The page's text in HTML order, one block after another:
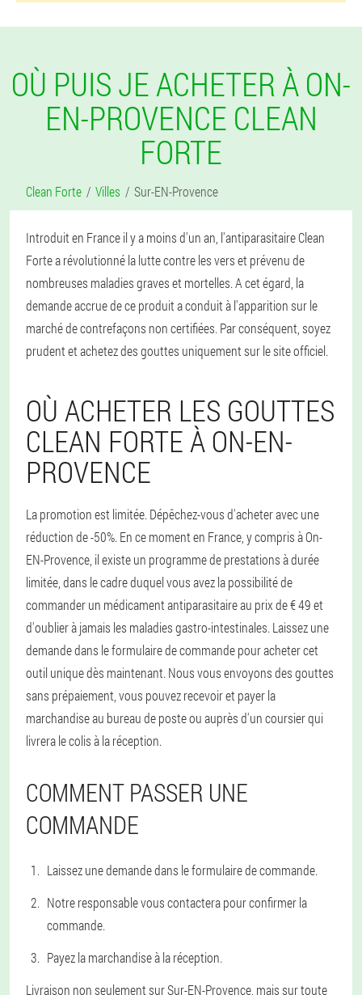
OÙ PUIS JE ACHETER À ON-
EN-PROVENCE CLEAN
FORTE
Clean Forte Villes Sur-EN-Provence
Introduit en France il y a moins d'un an, l'antiparasitaire Clean
Forte a révolutionné la lutte contre les vers et prévenu de
nombreuses maladies graves et mortelles. A cet égard, la
demande accrue de ce produit a conduit à l'apparition sur le
marché de contrefaçons non certifiées. Par conséquent, soyez
prudent et achetez des gouttes uniquement sur le site officiel.
OÙ ACHETER LES GOUTTES
CLEAN FORTE À ON-EN-
PROVENCE
La promotion est limitée. Dépêchez-vous d'acheter avec une
réduction de -50%. En ce moment en France, y compris à On-
EN-Provence, il existe un programme de prestations à durée
limitée, dans le cadre duquel vous avez la possibilité de
commander un médicament antiparasitaire au prix de € 49 et
d'oublier à jamais les maladies gastro-intestinales. Laissez une
demande dans le formulaire de commande pour acheter cet
outil unique dès maintenant. Nous vous envoyons des gouttes
sans prépaiement, vous pouvez recevoir et payer la
marchandise au bureau de poste ou auprès d'un coursier qui
livrera le colis à la réception.
COMMENT PASSER UNE
COMMANDE
Laissez une demande dans le formulaire de commande.
Notre responsable vous contactera pour confirmer la
commande.
Payez la marchandise à la réception.
Livraison non seulement sur Sur-EN-Provence, mais sur toute